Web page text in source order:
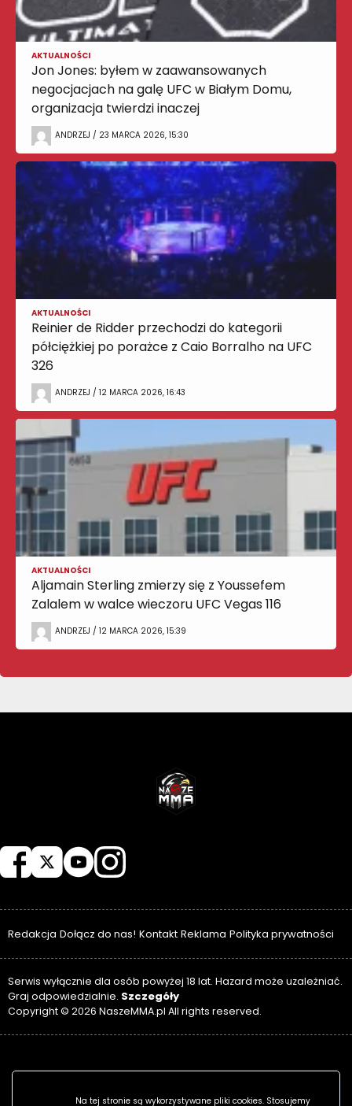
AKTUALNOŚCI
Jon Jones: byłem w zaawansowanych
negocjacjach na galę UFC w Białym Domu,
organizacja twierdzi inaczej
ANDRZEJ / 23 MARCA 2026, 15:30
AKTUALNOŚCI
Reinier de Ridder przechodzi do kategorii
półciężkiej po porażce z Caio Borralho na UFC
326
ANDRZEJ / 12 MARCA 2026, 16:43
AKTUALNOŚCI
Aljamain Sterling zmierzy się z Youssefem
Zalalem w walce wieczoru UFC Vegas 116
ANDRZEJ / 12 MARCA 2026, 15:39
Redakcja Dołącz do nas! Kontakt Reklama Polityka prywatności
Serwis wyłącznie dla osób powyżej 18 lat. Hazard może uzależniać.
Graj odpowiedzialnie. Szczegóły
Copyright © 2026 NaszeMMA.pl All rights reserved.
Na tej stronie są wykorzystywane pliki cookies. Stosujemy